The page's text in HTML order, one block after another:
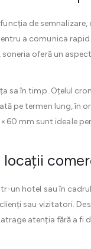
de
a comunica
, soneria oferă un
sa în timp. Oțelul
pe termen lung, în
mm sunt ideale
un hotel sau în
sau vizitatori.
atenția fără a fi